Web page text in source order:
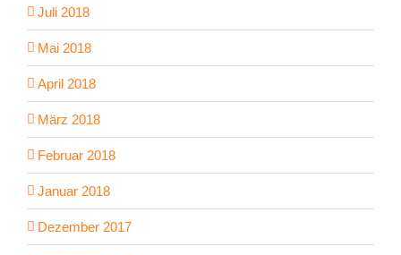
Juli 2018
Mai 2018
April 2018
März 2018
Februar 2018
Januar 2018
Dezember 2017